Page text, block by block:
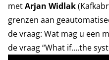
metArjan Widlak
grenzen aan
de vraag: Wat mag u een
de vraag “What if….the